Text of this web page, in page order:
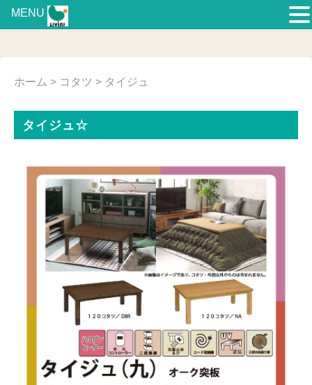
ホーム > コタツ > タイジュ
タイジュ☆
MENU